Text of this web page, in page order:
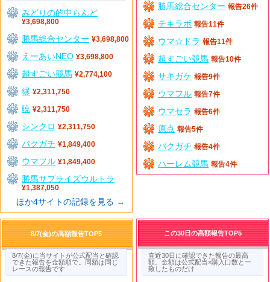
みどりの的中らんど
¥3,698,800
勝馬総合センター ¥3,698,800
えーあいNEO ¥3,698,800
超すごい競馬 ¥2,774,100
縁 ¥2,311,750
暁 ¥2,311,750
シンクロ ¥2,311,750
バクガチ ¥1,849,400
ウマフル ¥1,849,400
勝馬サプライズウルトラ
¥1,387,050
ほか4サイトの記録を見る →
勝馬総合センター 報告26件
テキラボ 報告11件
ウマ☆ドラ 報告11件
超すごい競馬 報告10件
サキガケ 報告9件
ウマフル 報告7件
ウマセラ 報告6件
原点 報告5件
バクガチ 報告4件
ハーレム競馬 報告4件
8/7(金)の高額報告TOP5
8/7(金)に当サイトが公式配当と確認
できた報告を金額順で。同額は同じ
レースの報告です
この30日の高額報告TOP5
直近30日に確認できた報告の最高
額。金額は公式配当×購入口数と一
致したものだけ